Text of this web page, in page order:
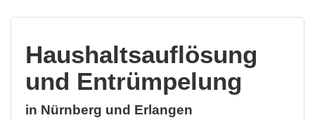
Haushaltsauflösung
und Entrümpelung
in Nürnberg und Erlangen